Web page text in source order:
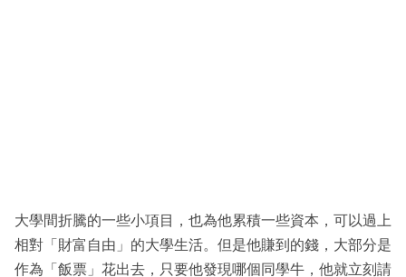
大學間折騰的一些小項目，也為他累積一些資本，可以過上
相對「財富自由」的大學生活。但是他賺到的錢，大部分是
作為「飯票」花出去，只要他發現哪個同學牛，他就立刻請